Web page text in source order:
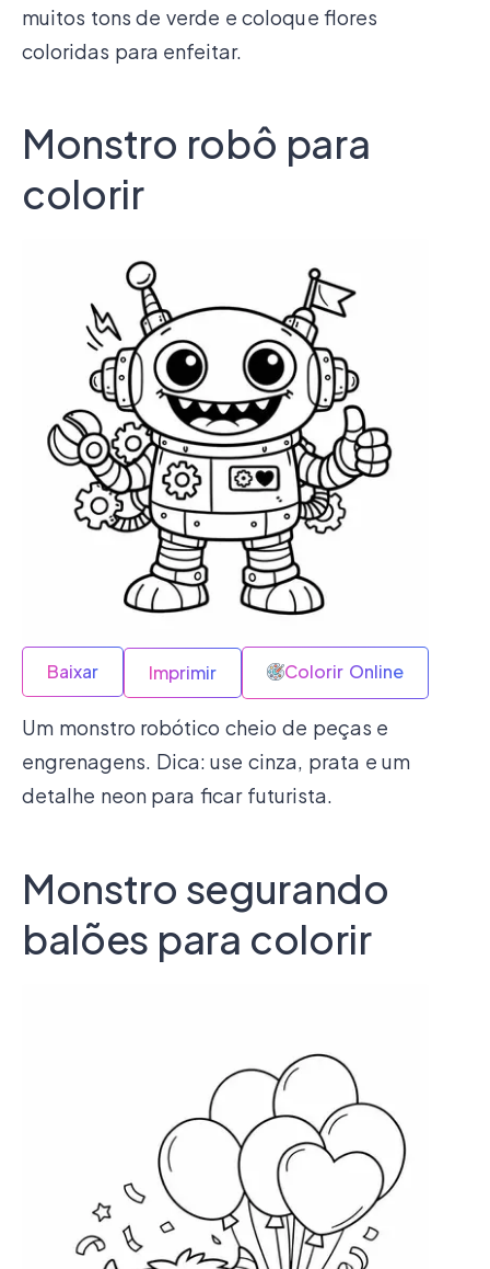
muitos tons de verde e coloque flores
coloridas para enfeitar.
Monstro robô para
colorir
Baixar Imprimir Colorir Online
Um monstro robótico cheio de peças e
engrenagens. Dica: use cinza, prata e um
detalhe neon para ficar futurista.
Monstro segurando
balões para colorir